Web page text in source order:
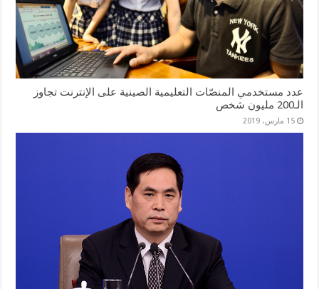
عدد مستخدمي المنصّات التعليمية الصينية على الإنترنت تجاوز
الـ200 مليون شخص
15 مارس، 2019